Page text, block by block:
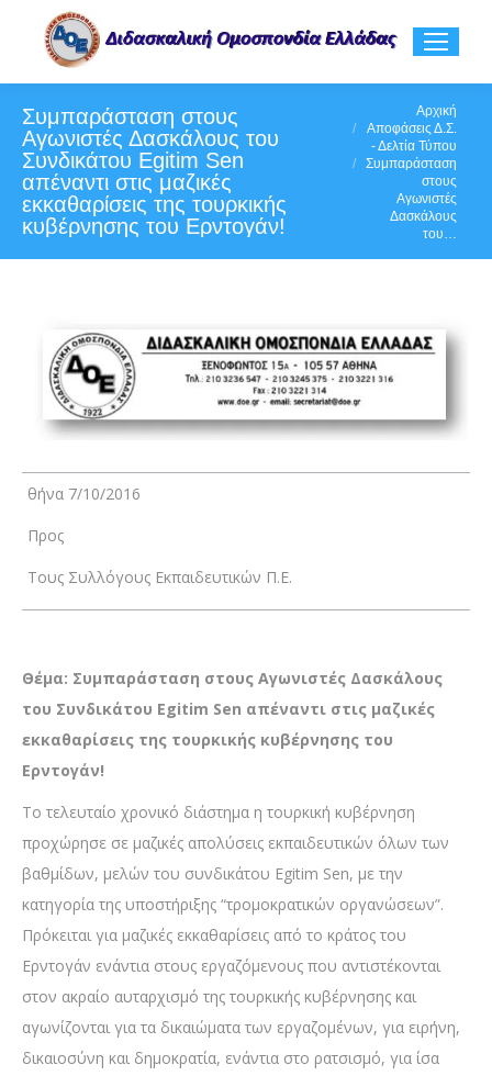
Συμπαράσταση στους
Αγωνιστές Δασκάλους του
Συνδικάτου Egitim Sen
απέναντι στις μαζικές
εκκαθαρίσεις της τουρκικής
κυβέρνησης του Ερντογάν!
You are here:Αρχική
Αποφάσεις Δ.Σ.
- Δελτία Τύπου
Συμπαράσταση
στους
Αγωνιστές
Δασκάλους
του…
θήνα 7/10/2016
Προς
Τους Συλλόγους Εκπαιδευτικών Π.Ε.
Θέμα: Συμπαράσταση στους Αγωνιστές Δασκάλους
του Συνδικάτου Egitim Sen απέναντι στις μαζικές
εκκαθαρίσεις της τουρκικής κυβέρνησης του
Ερντογάν!
Το τελευταίο χρονικό διάστημα η τουρκική κυβέρνηση
προχώρησε σε μαζικές απολύσεις εκπαιδευτικών όλων των
βαθμίδων, μελών του συνδικάτου Egitim Sen, με την
κατηγορία της υποστήριξης “τρομοκρατικών οργανώσεων”.
Πρόκειται για μαζικές εκκαθαρίσεις από το κράτος του
Ερντογάν ενάντια στους εργαζόμενους που αντιστέκονται
στον ακραίο αυταρχισμό της τουρκικής κυβέρνησης και
αγωνίζονται για τα δικαιώματα των εργαζομένων, για ειρήνη,
δικαιοσύνη και δημοκρατία, ενάντια στο ρατσισμό, για ίσα